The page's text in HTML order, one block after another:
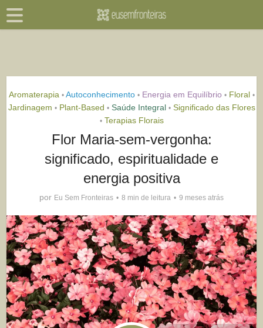
Aromaterapia • Autoconhecimento • Energia em Equilíbrio • Floral •
Jardinagem • Plant-Based • Saúde Integral • Significado das Flores
• Terapias Florais
Flor Maria-sem-vergonha:
significado, espiritualidade e
energia positiva
por Eu Sem Fronteiras 8 min de leitura 9 meses atrás